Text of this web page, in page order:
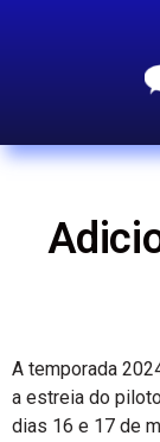
A temporada
a estreia do
dias 16 e 17 de